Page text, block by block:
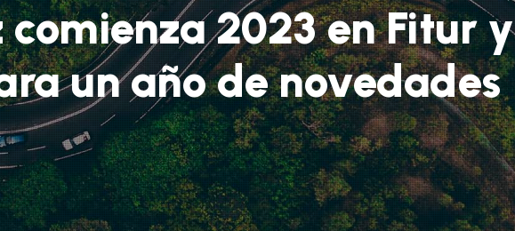
comienza 2023 en Fitur y
un año de novedades